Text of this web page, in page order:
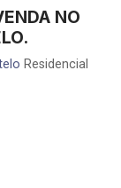
NO
Residencial